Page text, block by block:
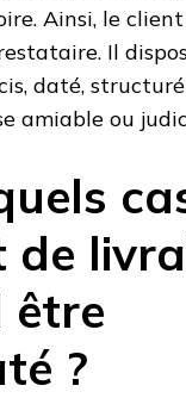
Ainsi, le
Il
daté,
amiable ou
de
être
?